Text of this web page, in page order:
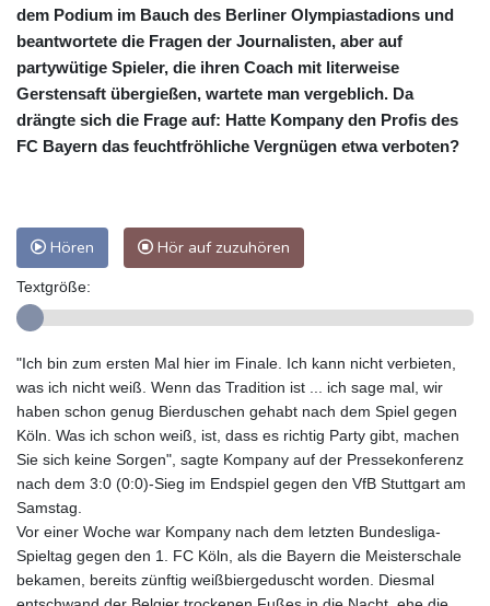
dem Podium im Bauch des Berliner Olympiastadions und
beantwortete die Fragen der Journalisten, aber auf
partywütige Spieler, die ihren Coach mit literweise
Gerstensaft übergießen, wartete man vergeblich. Da
drängte sich die Frage auf: Hatte Kompany den Profis des
FC Bayern das feuchtfröhliche Vergnügen etwa verboten?
Hören Hör auf zuzuhören
Textgröße:
"Ich bin zum ersten Mal hier im Finale. Ich kann nicht verbieten,
was ich nicht weiß. Wenn das Tradition ist ... ich sage mal, wir
haben schon genug Bierduschen gehabt nach dem Spiel gegen
Köln. Was ich schon weiß, ist, dass es richtig Party gibt, machen
Sie sich keine Sorgen", sagte Kompany auf der Pressekonferenz
nach dem 3:0 (0:0)-Sieg im Endspiel gegen den VfB Stuttgart am
Samstag.
Vor einer Woche war Kompany nach dem letzten Bundesliga-
Spieltag gegen den 1. FC Köln, als die Bayern die Meisterschale
bekamen, bereits zünftig weißbiergeduscht worden. Diesmal